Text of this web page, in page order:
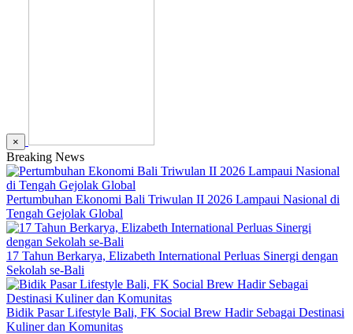
×
Breaking News
Pertumbuhan Ekonomi Bali Triwulan II 2026 Lampaui Nasional di
Tengah Gejolak Global
17 Tahun Berkarya, Elizabeth International Perluas Sinergi dengan
Sekolah se-Bali
Bidik Pasar Lifestyle Bali, FK Social Brew Hadir Sebagai Destinasi
Kuliner dan Komunitas